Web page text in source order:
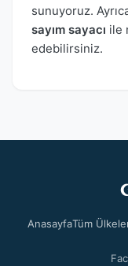
sunuyoruz.
sayım sayacı ile
edebilirsiniz.
AnasayfaTüm